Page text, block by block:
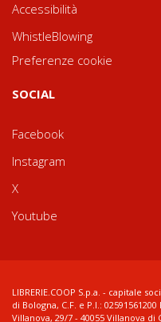
Accessibilità
WhistleBlowing
Preferenze cookie
SOCIAL
Facebook
Instagram
X
Youtube
LIBRERIE.COOP S.p.a. - capitale
di Bologna, C.F. e P.I.: 02591561200
Villanova, 29/7 - 40055 Villanova di